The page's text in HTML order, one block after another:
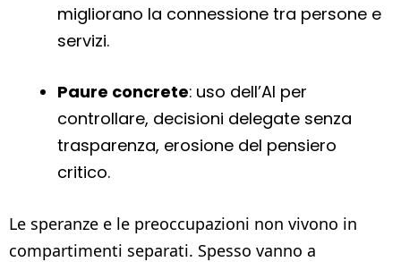
migliorano la connessione tra persone e
servizi.
Paure concrete: uso dell’AI per
controllare, decisioni delegate senza
trasparenza, erosione del pensiero
critico.
Le speranze e le preoccupazioni non vivono in
compartimenti separati. Spesso vanno a